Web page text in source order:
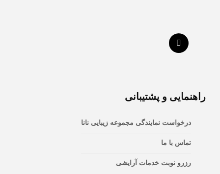
راهنمایی و پشتیبانی
درخواست نمایندگی مجموعه زیبایی نانا
تماس با ما
رزرو نوبت خدمات آرایشی